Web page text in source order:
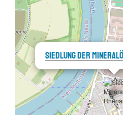
Siedlung der